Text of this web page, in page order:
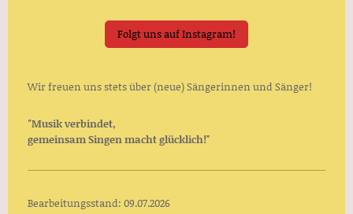
Folgt uns auf Instagram!
Wir freuen uns stets über (neue) Sängerinnen und Sänger!
"Musik verbindet,
gemeinsam Singen macht glücklich!"
Bearbeitungsstand: 09.07.2026